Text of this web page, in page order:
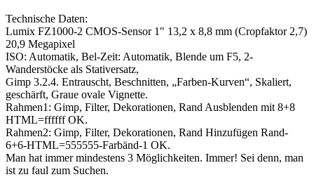
Technische Daten:
Lumix FZ1000-2 CMOS-Sensor 1" 13,2 x 8,8 mm (Cropfaktor 2,7)
20,9 Megapixel
ISO: Automatik, Bel-Zeit: Automatik, Blende um F5, 2-
Wanderstöcke als Stativersatz,
Gimp 3.2.4. Entrauscht, Beschnitten, „Farben-Kurven“, Skaliert,
geschärft, Graue ovale Vignette.
Rahmen1: Gimp, Filter, Dekorationen, Rand Ausblenden mit 8+8
HTML=ffffff OK.
Rahmen2: Gimp, Filter, Dekorationen, Rand Hinzufügen Rand-
6+6-HTML=555555-Farbänd-1 OK.
Man hat immer mindestens 3 Möglichkeiten. Immer! Sei denn, man
ist zu faul zum Suchen.